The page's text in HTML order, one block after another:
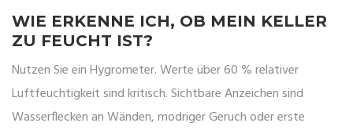
WIE ERKENNE ICH, OB MEIN KELLER
ZU FEUCHT IST?
Nutzen Sie ein Hygrometer. Werte über 60 % relativer
Luftfeuchtigkeit sind kritisch. Sichtbare Anzeichen sind
Wasserflecken an Wänden, modriger Geruch oder erste